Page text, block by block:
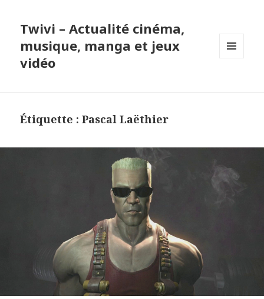
Twivi – Actualité cinéma,
musique, manga et jeux
vidéo
Étiquette :Pascal Laëthier